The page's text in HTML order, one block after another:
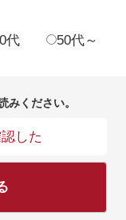
代 50代～
みください。
した